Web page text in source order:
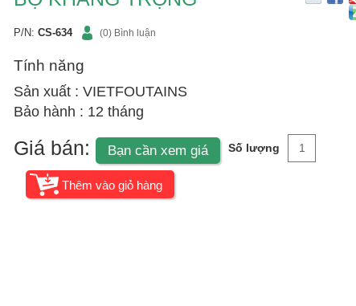
P/N:CS-634 (0) Bình luận
Tính năng
Sản xuất : VIETFOUTAINS
Bảo hành : 12 tháng
Giá bán: Bạn cần xem giá Số lượng